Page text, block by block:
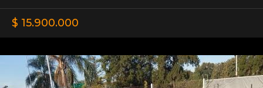
$ 15.900.000